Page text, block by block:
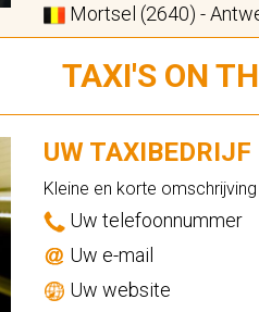
Mortsel (2640) -
TAXI'S ON
UW TAXIBEDRIJF
Kleine en korte
Uw telefoonnummer
Uw e-mail
Uw website